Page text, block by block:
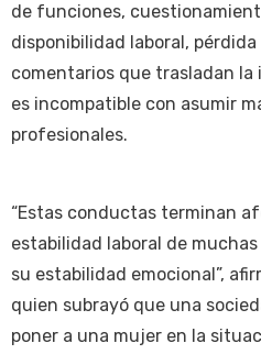
de funciones,
disponibilidad laboral,
comentarios que trasladan la
es incompatible con asumir
profesionales.
“Estas conductas terminan
estabilidad laboral de
su estabilidad emocional”,
quien subrayó que una
poner a una mujer en la